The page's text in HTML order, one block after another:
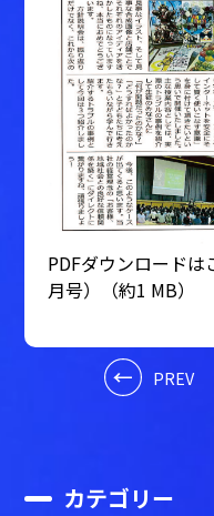
PDFダウンロードは
月号）
（約1 MB）
PREV
カテゴリー